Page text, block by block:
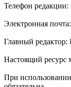
Телефон редакции:
Электронная
Главный
Настоящий ресурс
При